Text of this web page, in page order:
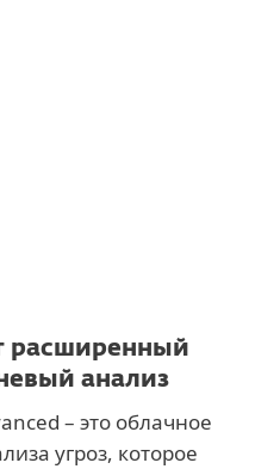
расширенный
анализ
– это облачное
угроз, которое